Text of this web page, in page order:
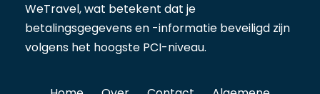
WeTravel, wat betekent dat je
betalingsgegevens en -informatie beveiligd zijn
volgens het hoogste PCI-niveau.